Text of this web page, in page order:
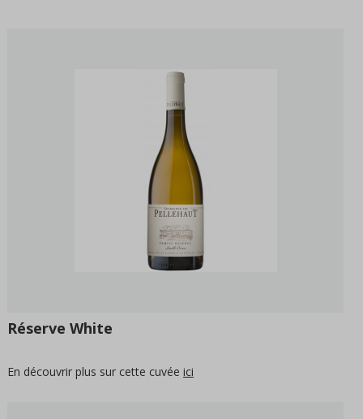
Réserve White
En découvrir plus sur cette cuvée ici